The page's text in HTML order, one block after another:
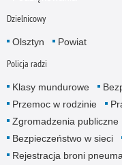
Dzielnicowy
Olsztyn Powiat
Policja radzi
Klasy mundurowe
Przemoc w rodzinie
Zgromadzenia publiczne
Bezpieczeństwo w sieci
Rejestracja broni